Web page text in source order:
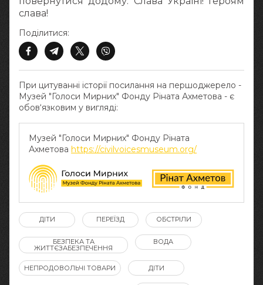
слава!
При цитуванні історії посилання на першоджерело -
Музей "Голоси Мирних" Фонду Ріната Ахметова - є
обов‘язковим у вигляді:
Музей "Голоси Мирних" Фонду Ріната
Ахметова https://civilvoicesmuseum.org/
Поділитися:
ДІТИ ПЕРЕЇЗД ОБСТРІЛИ
БЕЗПЕКА ТА
ЖИТТЄЗАБЕЗПЕЧЕННЯ
ВОДА
НЕПРОДОВОЛЬЧІ ТОВАРИ ДІТИ